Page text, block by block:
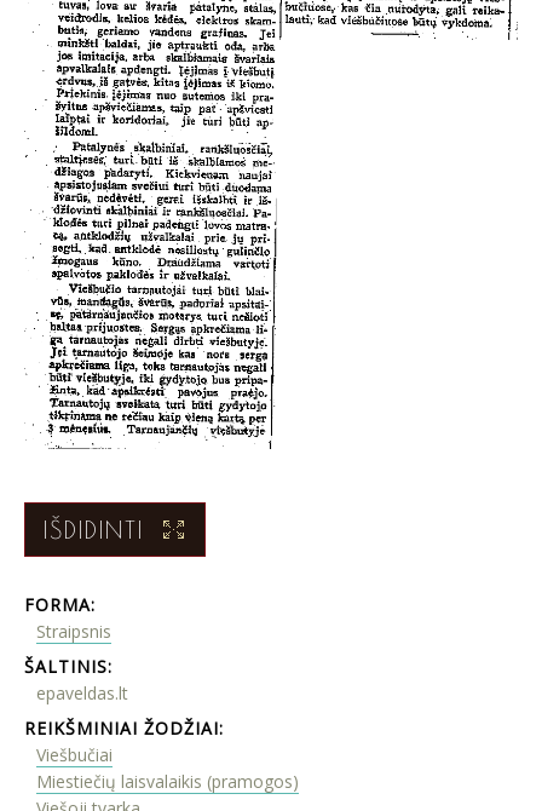
IŠDIDINTI
FORMA:
Straipsnis
ŠALTINIS:
epaveldas.lt
REIKŠMINIAI ŽODŽIAI:
Viešbučiai
Miestiečių laisvalaikis (pramogos)